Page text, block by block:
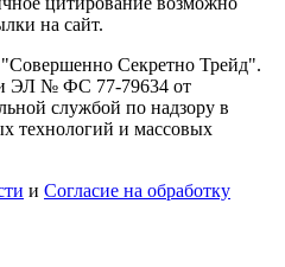
на сайт.
Секретно Трейд".
ЭЛ № ФС 77-79634 от
службой по надзору в
технологий и массовых
и Согласие на обработку